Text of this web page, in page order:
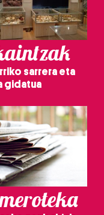
sarrera eta
gidatua